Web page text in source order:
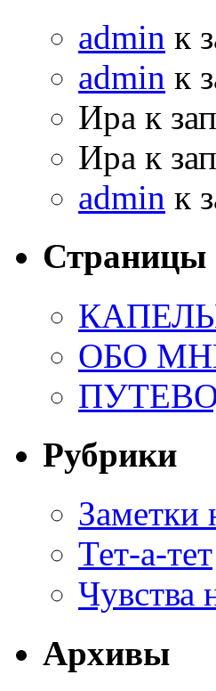
admin к
admin к
Ира к
Ира к
admin к
Страницы
ОБО
Рубрики
Заметки
Тет-а-тет
Чувства
Архивы